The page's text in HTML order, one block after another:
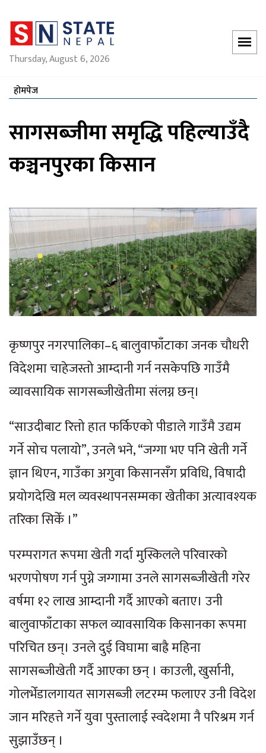
Thursday, August 6, 2026
होमपेज
सागसब्जीमा समृद्धि पहिल्याउँदै
कञ्चनपुरका किसान
कृष्णपुर नगरपालिका–६ बालुवाफाँटाका जनक चौधरी
विदेशमा चाहेजस्तो आम्दानी गर्न नसकेपछि गाउँमै
व्यावसायिक सागसब्जीखेतीमा संलग्न छन्।
“साउदीबाट रित्तो हात फर्किएको पीडाले गाउँमै उद्यम
गर्ने सोच पलायो”, उनले भने, “जग्गा भए पनि खेती गर्ने
ज्ञान थिएन, गाउँका अगुवा किसानसँग प्रविधि, विषादी
प्रयोगदेखि मल व्यवस्थापनसम्मका खेतीका अत्यावश्यक
तरिका सिकेँ ।”
परम्परागत रूपमा खेती गर्दा मुस्किलले परिवारको
भरणपोषण गर्न पुग्ने जग्गामा उनले सागसब्जीखेती गरेर
वर्षमा १२ लाख आम्दानी गर्दै आएको बताए। उनी
बालुवाफाँटाका सफल व्यावसायिक किसानका रूपमा
परिचित छन्। उनले दुई विघामा बाह्रै महिना
सागसब्जीखेती गर्दै आएका छन् । काउली, खुर्सानी,
गोलभेँडालगायत सागसब्जी लटरम्म फलाएर उनी विदेश
जान मरिहत्ते गर्ने युवा पुस्तालाई स्वदेशमा नै परिश्रम गर्न
सुझाउँछन् ।